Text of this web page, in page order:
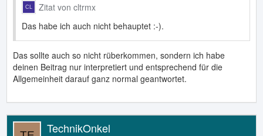
Zitat von cltrmx
Das habe ich auch nicht behauptet :-).
Das sollte auch so nicht rüberkommen, sondern ich habe
deinen Beitrag nur interpretiert und entsprechend für die
Allgemeinheit darauf ganz normal geantwortet.
TechnikOnkel